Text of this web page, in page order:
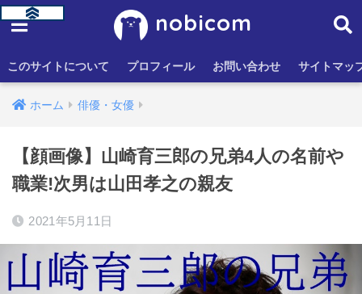
nobicom
このサイトについて プロフィール お問い合わせ サイトマッ
ホーム 俳優・女優
【顔画像】山崎育三郎の兄弟4人の名前や
職業!次男は山田孝之の親友
2021年5月11日